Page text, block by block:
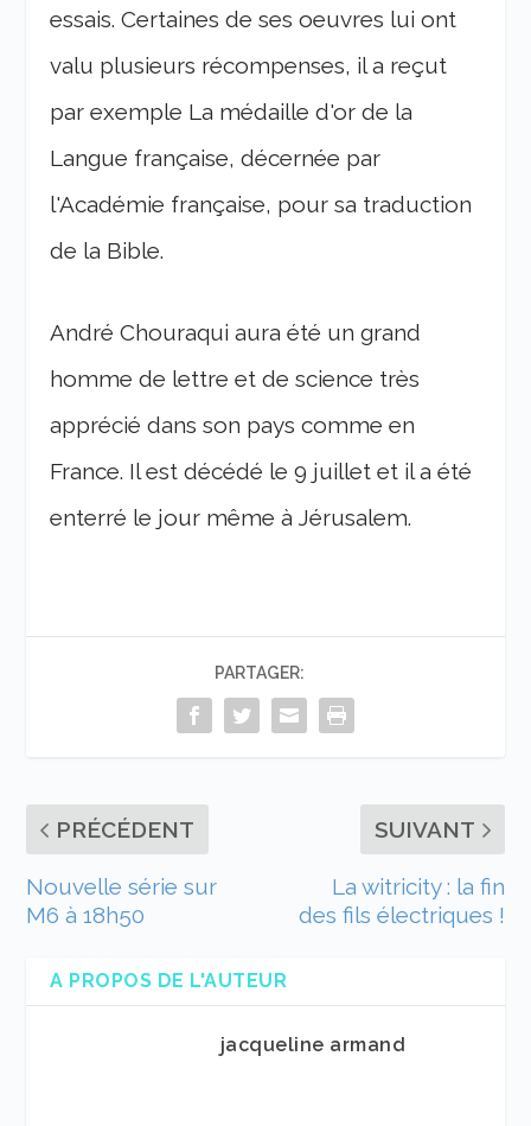
essais. Certaines de ses oeuvres lui ont
valu plusieurs récompenses, il a reçut
par exemple La médaille d'or de la
Langue française, décernée par
l'Académie française, pour sa traduction
de la Bible.
André Chouraqui aura été un grand
homme de lettre et de science très
apprécié dans son pays comme en
France. Il est décédé le 9 juillet et il a été
enterré le jour même à Jérusalem.
PARTAGER:
PRÉCÉDENT
Nouvelle série sur
M6 à 18h50
SUIVANT
La witricity : la fin
des fils électriques !
A PROPOS DE L'AUTEUR
jacqueline armand